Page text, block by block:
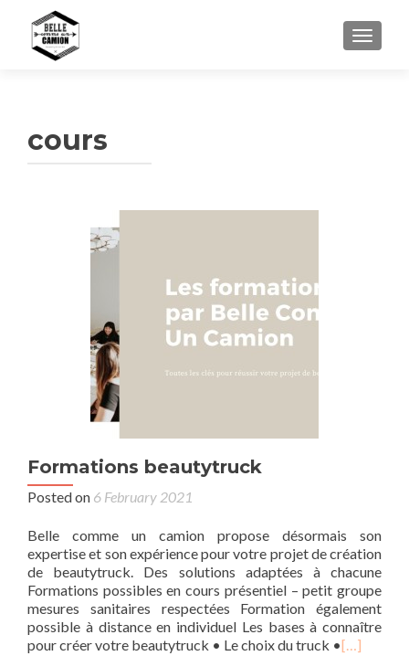
cours
Formations beautytruck
Posted on 6 February 2021
Belle comme un camion propose désormais son
expertise et son expérience pour votre projet de création
de beautytruck. Des solutions adaptées à chacune
Formations possibles en cours présentiel – petit groupe
mesures sanitaires respectées Formation également
possible à distance en individuel Les bases à connaître
pour créer votre beautytruck • Le choix du truck •[…]